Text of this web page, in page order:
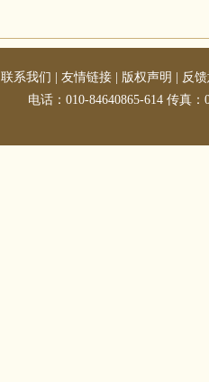
联系我们 友情链接 版权声明
反
电话：010-84640865-614 传真